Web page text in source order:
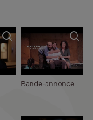
Bande-annonce